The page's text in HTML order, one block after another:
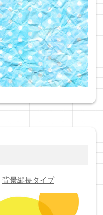
背景縦長タイプ